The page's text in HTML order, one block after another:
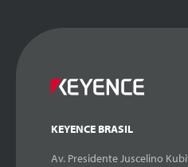
KEYENCE BRASIL
Av. Presidente Juscelino